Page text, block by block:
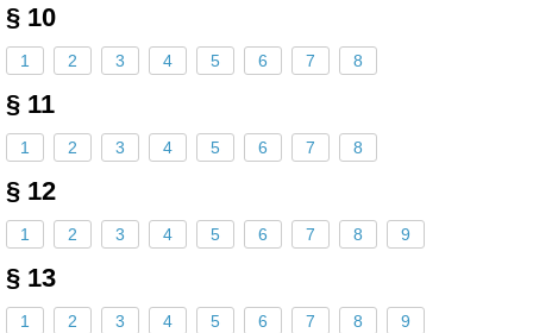
§ 10
1 2 3 4 5 6 7 8
§ 11
1 2 3 4 5 6 7 8
§ 12
1 2 3 4 5 6 7 8 9
§ 13
1 2 3 4 5 6 7 8 9